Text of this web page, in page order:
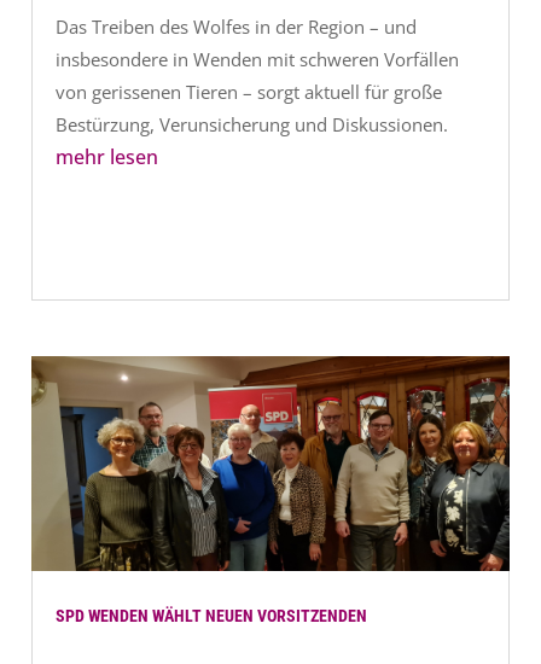
Das Treiben des Wolfes in der Region – und
insbesondere in Wenden mit schweren Vorfällen
von gerissenen Tieren – sorgt aktuell für große
Bestürzung, Verunsicherung und Diskussionen.
mehr lesen
SPD WENDEN WÄHLT NEUEN VORSITZENDEN